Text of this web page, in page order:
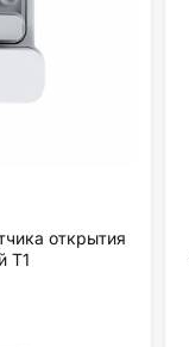
открытия
Т1